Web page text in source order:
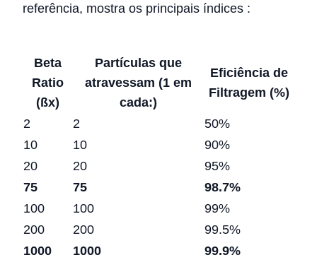
referência, mostra os principais índices :
Beta
Ratio
(ßx)
Partículas que
atravessam (1 em
cada:)
Eficiência de
Filtragem (%)
2 2
50%
10
10
90%
20
20
95%
75
75
98.7%
100
100
99%
200
200
99.5%
1000
1000 99.9%